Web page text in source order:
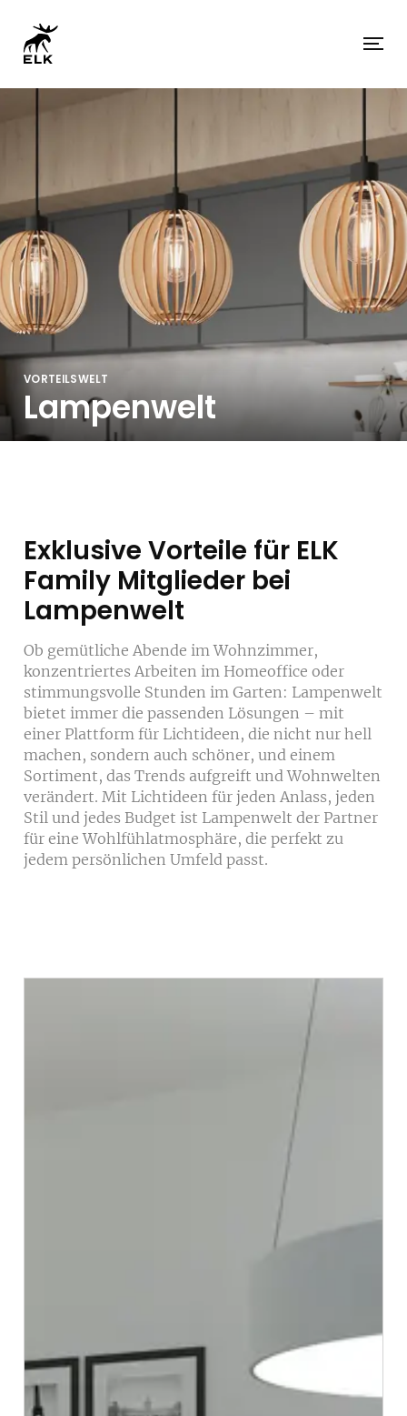
VORTEILSWELT
Lampenwelt
Exklusive Vorteile für ELK
Family Mitglieder bei
Lampenwelt
Ob gemütliche Abende im Wohnzimmer,
konzentriertes Arbeiten im Homeoffice oder
stimmungsvolle Stunden im Garten: Lampenwelt
bietet immer die passenden Lösungen – mit
einer Plattform für Lichtideen, die nicht nur hell
machen, sondern auch schöner, und einem
Sortiment, das Trends aufgreift und Wohnwelten
verändert. Mit Lichtideen für jeden Anlass, jeden
Stil und jedes Budget ist Lampenwelt der Partner
für eine Wohlfühlatmosphäre, die perfekt zu
jedem persönlichen Umfeld passt.